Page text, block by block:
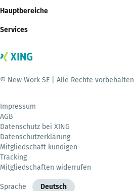
Hauptbereiche
Services
© New Work SE | Alle Rechte vorbehalten
Impressum
AGB
Datenschutz bei XING
Datenschutzerklärung
Mitgliedschaft kündigen
Tracking
Mitgliedschaften widerrufen
Sprache Deutsch